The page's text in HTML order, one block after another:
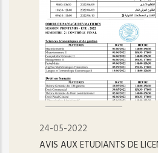
24-05-2022
AVIS AUX ETUDIANTS DE